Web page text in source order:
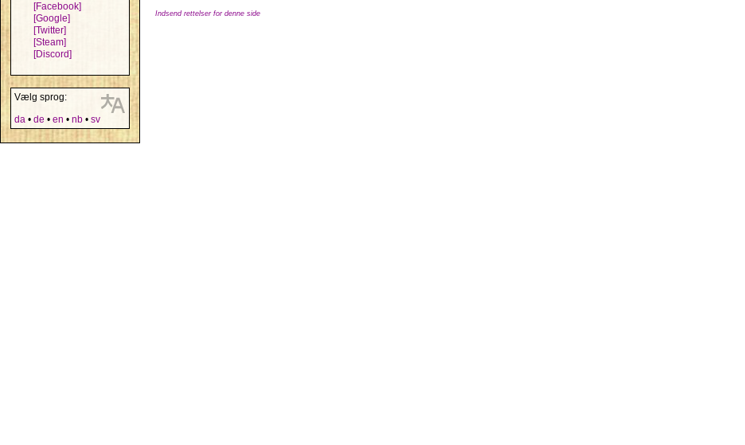
[Facebook]
[Google]
[Twitter]
[Steam]
[Discord]
Vælg sprog:
da • de • en • nb • sv
Indsend rettelser for denne side